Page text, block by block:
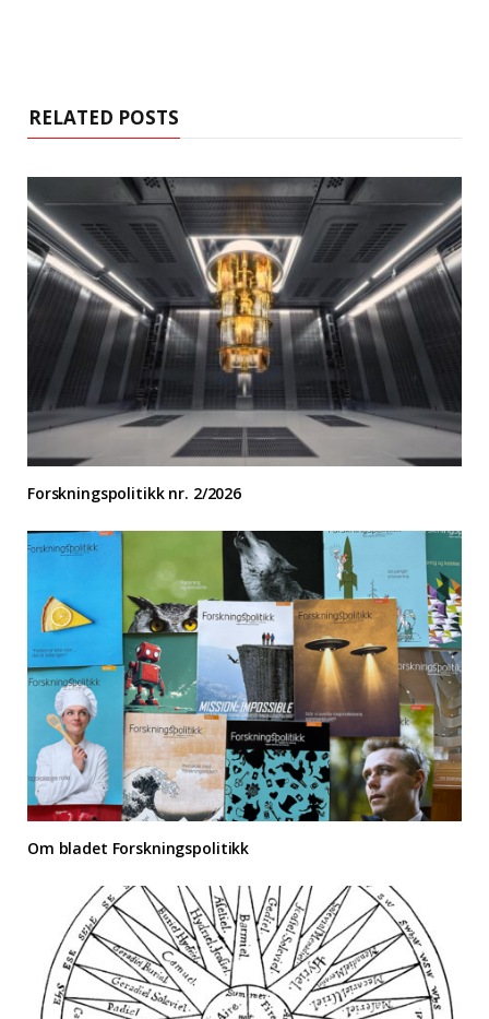
RELATED POSTS
Forskningspolitikk nr. 2/2026
Om bladet Forskningspolitikk